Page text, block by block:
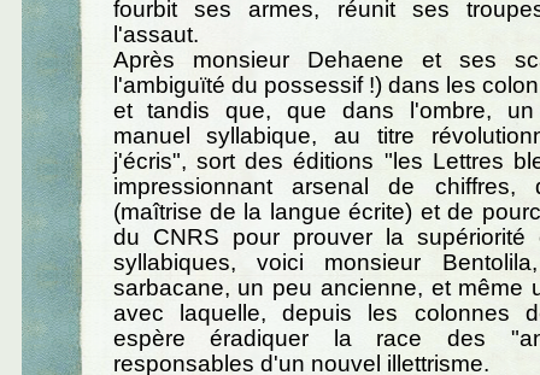
fourbit ses armes, réunit ses
l'assaut.
Après monsieur Dehaene et ses
l'ambiguïté du possessif !) dans les
et tandis que, que dans l'ombre,
manuel syllabique, au titre
j'écris", sort des éditions "les Lettres
impressionnant arsenal de chiffres,
(maîtrise de la langue écrite) et de
du CNRS pour prouver la supériorité
syllabiques, voici monsieur
sarbacane, un peu ancienne, et même
avec laquelle, depuis les colonnes
espère éradiquer la race des
responsables d'un nouvel illettrisme.